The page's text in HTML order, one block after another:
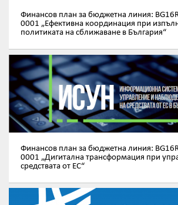
Финансов план за бюджетна линия:
0001 „Ефективна координация при
политиката на сближаване в България“
Финансов план за бюджетна линия:
0001 „Дигитална трансформация при
средствата от ЕС“